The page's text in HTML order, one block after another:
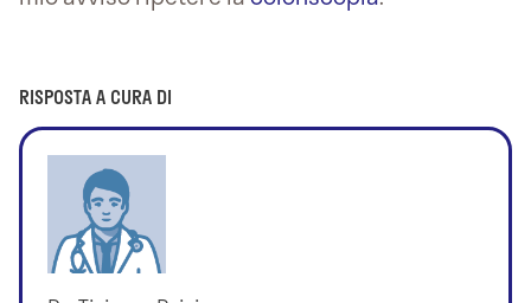
RISPOSTA A CURA DI